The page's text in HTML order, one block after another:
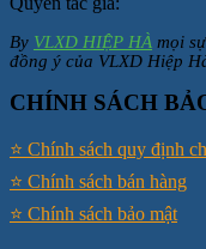
By VLXD HIỆP HÀ mọi
đồng ý của VLXD Hiệp
CHÍNH SÁCH
⭐️ Chính sách quy định
⭐️ Chính sách bán hàng
⭐️ Chính sách bảo mật